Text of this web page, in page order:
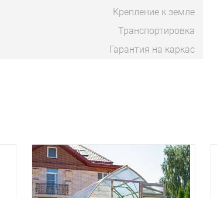
Крепление к земле
Транспортировка
Гарантия на каркас